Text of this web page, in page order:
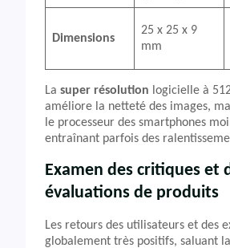
Dimensions
25 x 25 x 9
mm
La super résolution logicielle à
améliore la netteté des images,
le processeur des smartphones
entraînant parfois des
Examen des critiques et
évaluations de produits
Les retours des utilisateurs et des
globalement très positifs, saluant la